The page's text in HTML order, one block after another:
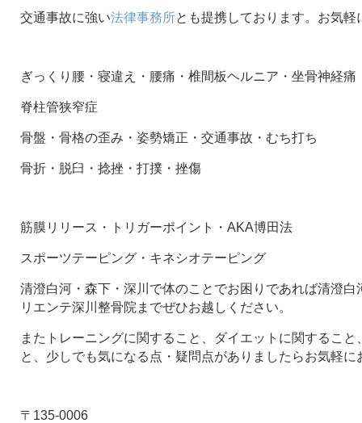
交通事故に強い法律事務所とも提携しております。お気軽
ぎっくり腰・寝違え・腰痛・椎間板ヘルニア・坐骨神経痛
脊柱管狭窄症
骨盤・骨格の歪み・姿勢矯正・交通事故・むち打ち
骨折・脱臼・捻挫・打撲・挫傷
筋膜リリース・トリガーポイント・AKA博田法
スポーツテーピング・キネシオテーピング
清澄白河・森下・深川で体のことでお困りであれば清澄
リエンテ深川整骨院までぜひお越しください。
またトレーニングに関すること、ダイエットに関するこ
と、少しでも気になる点・疑問点がありましたらお気軽に
〒135-0006